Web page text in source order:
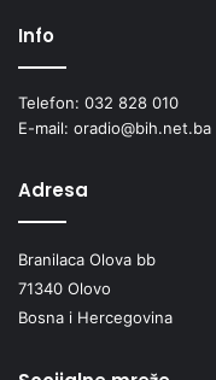
Info
Telefon: 032 828 010
E-mail: oradio@bih.net.ba
Adresa
Branilaca Olova bb
71340 Olovo
Bosna i Hercegovina